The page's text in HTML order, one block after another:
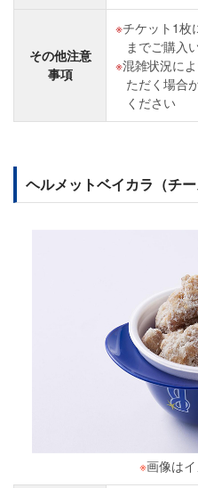
その他注意
事項
チケット1枚
までご購入
混雑状況に
ただく場合
ください
ヘルメットベイカラ（チー
※画像は